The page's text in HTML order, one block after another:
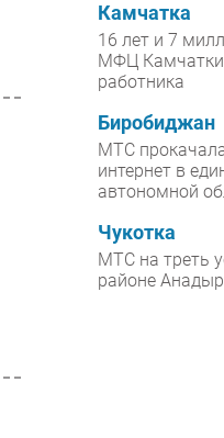
Камчатка
16 лет и 7
МФЦ Камчатки
работника
Биробиджан
МТС
интернет в
автономной
Чукотка
МТС на треть
районе